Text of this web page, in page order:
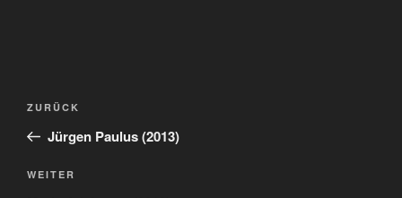
Beitragsnavigation
Vorheriger
Beitrag
ZURÜCK
Jürgen Paulus (2013)
Nächster
WEITER